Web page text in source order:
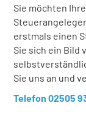
Sie möchten
erstmals einen
Sie sich ein Bild
Sie uns an und
Telefon 02505